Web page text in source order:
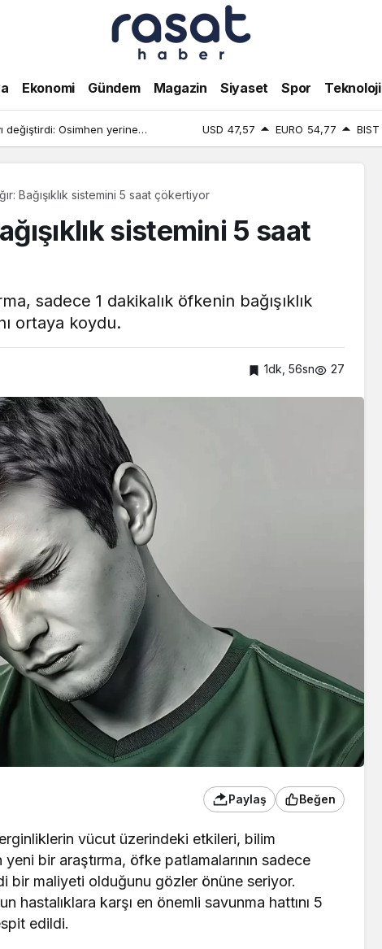
Ekonomi Gündem Magazin Siyaset Spor Teknoloji
değiştirdi: Osimhen yerine USD 47,57 EURO 54,77 BIST
Bağışıklık sistemini 5 saat çökertiyor
sistemini 5 saat
sadece 1 dakikalık öfkenin bağışıklık
ortaya koydu.
1dk, 56sn 27
Paylaş Beğen
vücut üzerindeki etkileri, bilim
yeni bir araştırma, öfke patlamalarının sadece
bir maliyeti olduğunu gözler önüne seriyor.
hastalıklara karşı en önemli savunma hattını 5
edildi.